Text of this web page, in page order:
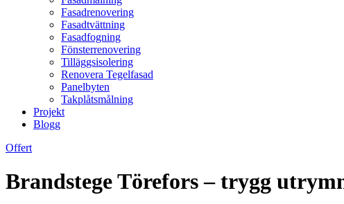
Fasadrenovering
Fasadtvättning
Fasadfogning
Fönsterrenovering
Tilläggsisolering
Renovera Tegelfasad
Panelbyten
Takplåtsmålning
Projekt
Blogg
Offert
Brandstege Törefors – trygg